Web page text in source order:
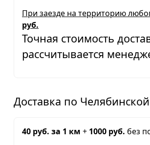
При заезде на территорию
руб.
Точная стоимость
рассчитывается
Доставка по
40 руб. за 1 км + 1000 руб. без